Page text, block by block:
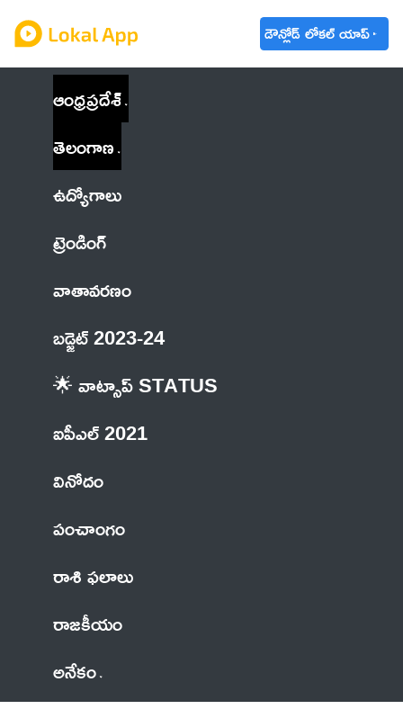
డౌన్లోడ్ లోకల్ యాప్
ఆంధ్రప్రదేశ్
తెలంగాణ
ఉద్యోగాలు
ట్రెండింగ్
వాతావరణం
బడ్జెట్ 2023-24
🌟 వాట్సాప్ STATUS
ఐపీఎల్ 2021
వినోదం
పంచాంగం
రాశి ఫలాలు
రాజకీయం
అనేకం